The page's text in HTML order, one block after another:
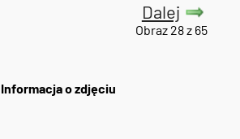
Dalej
Obraz 28 z 65
Informacja o zdjęciu